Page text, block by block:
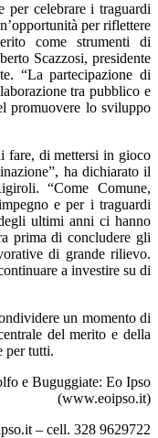
per celebrare i traguardi
per riflettere
come strumenti di
Scazzosi, presidente
“La partecipazione di
tra pubblico e
promuovere lo sviluppo
fare, di mettersi in gioco
ha dichiarato il
“Come Comune,
e per i traguardi
ultimi anni ci hanno
prima di concludere gli
di grande rilievo.
a investire su di
un momento di
del merito e della
per tutti.
e Buguggiate: Eo Ipso
(www.eoipso.it)
– cell. 328 9629722